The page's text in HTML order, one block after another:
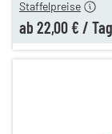
Staffelpreise
ab 22,00 € / Tag